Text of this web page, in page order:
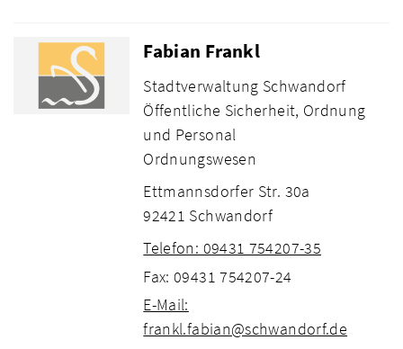
Fabian Frankl
Stadtverwaltung Schwandorf
Öffentliche Sicherheit, Ordnung
und Personal
Ordnungswesen
Ettmannsdorfer Str. 30a
92421 Schwandorf
Telefon: 09431 754207-35
Fax: 09431 754207-24
E-Mail:
frankl.fabian@schwandorf.de